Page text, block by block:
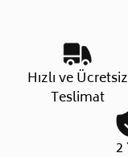
Hızlı ve Ücretsiz
Teslimat
2